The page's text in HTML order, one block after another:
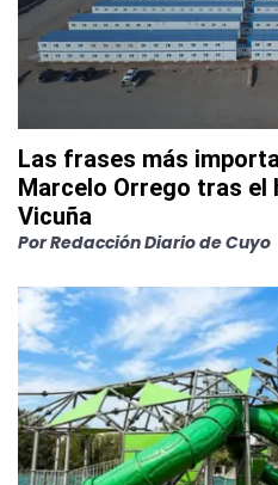
Las frases más
Marcelo Orrego tras
Vicuña
PorRedacción Diario de Cuyo